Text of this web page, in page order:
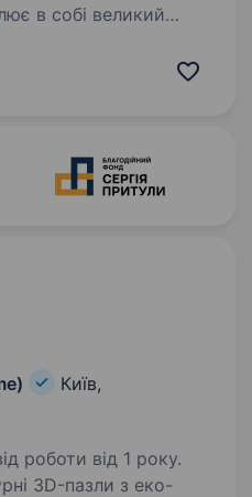
в собі великий
на розвиток
Київ,
роботи від 1 року.
3D-пазли з еко-